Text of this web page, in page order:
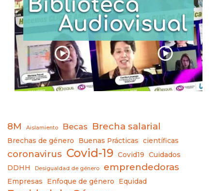
8M Aislamiento Becas Brecha salarial
Brechas de género Buenas Prácticas científicas
coronavirus Covid-19 Covid19
Cuidados
DDHH
Desigualdad de género emprendedoras
Empresas Enfoque de género Equidad